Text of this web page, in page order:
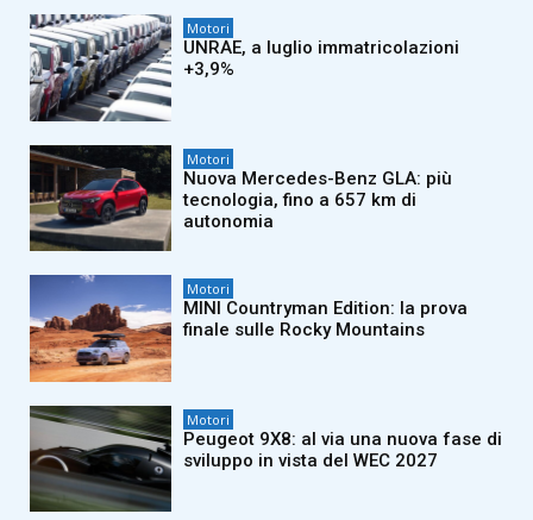
Motori
UNRAE, a luglio immatricolazioni
+3,9%
Motori
Nuova Mercedes-Benz GLA: più
tecnologia, fino a 657 km di
autonomia
Motori
MINI Countryman Edition: la prova
finale sulle Rocky Mountains
Motori
Peugeot 9X8: al via una nuova fase di
sviluppo in vista del WEC 2027